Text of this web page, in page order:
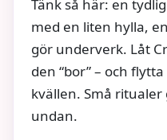
Tänk så här: en
med en liten hylla,
gör underverk. Låt
den “bor” – och
kvällen. Små
undan.